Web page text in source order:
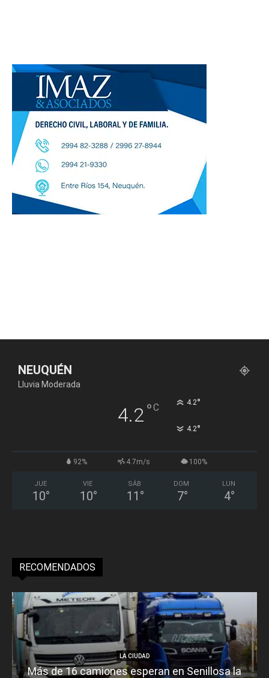
NEUQUÉN
Lluvia Moderada
4.2°C 4.2°
4.2°
92% 4.7m/s 100%
JUE
10°
VIE
10°
SÁB
11 °
DOM
7°
LUN
4°
RECOMENDADOS
LA CIUDAD
Más de 16 camiones esperan en Senillosa la